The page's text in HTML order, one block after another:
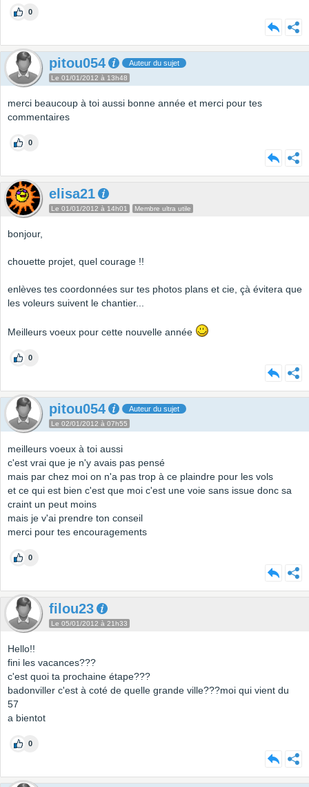
0
pitou054 Auteur du sujet
Le 01/01/2012 à 13h48
merci beaucoup à toi aussi bonne année et merci pour tes
commentaires
0
elisa21
Le 01/01/2012 à 14h01 Membre ultra utile
bonjour,
chouette projet, quel courage !!
enlèves tes coordonnées sur tes photos plans et cie, çà évitera que
les voleurs suivent le chantier...
Meilleurs voeux pour cette nouvelle année
0
pitou054 Auteur du sujet
Le 02/01/2012 à 07h55
meilleurs voeux à toi aussi
c'est vrai que je n'y avais pas pensé
mais par chez moi on n'a pas trop à ce plaindre pour les vols
et ce qui est bien c'est que moi c'est une voie sans issue donc sa
craint un peut moins
mais je v'ai prendre ton conseil
merci pour tes encouragements
0
filou23
Le 05/01/2012 à 21h33
Hello!!
fini les vacances???
c'est quoi ta prochaine étape???
badonviller c'est à coté de quelle grande ville???moi qui vient du
57
a bientot
0